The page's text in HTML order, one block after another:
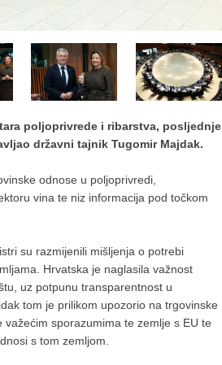
poljoprivrede i ribarstva, posljednje
državni tajnik Tugomir Majdak.
odnose u poljoprivredi,
vina te niz informacija pod točkom
su razmijenili mišljenja o potrebi
Hrvatska je naglasila važnost
uz potpunu transparentnost u
tom je prilikom upozorio na trgovinske
sporazumima te zemlje s EU te
s tom zemljom.